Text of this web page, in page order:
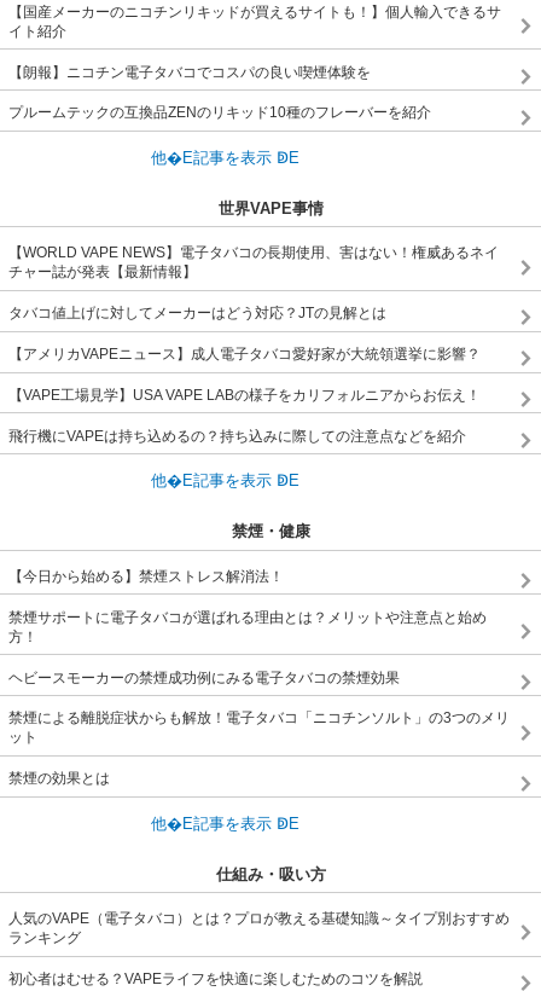
【国産メーカーのニコチンリキッドが買えるサイトも！】個人輸入できるサ
イト紹介
【朗報】ニコチン電子タバコでコスパの良い喫煙体験を
プルームテックの互換品ZENのリキッド10種のフレーバーを紹介
世界VAPE事情
【WORLD VAPE NEWS】電子タバコの長期使用、害はない！権威あるネイ
チャー誌が発表【最新情報】
タバコ値上げに対してメーカーはどう対応？JTの見解とは
【アメリカVAPEニュース】成人電子タバコ愛好家が大統領選挙に影響？
【VAPE工場見学】USA VAPE LABの様子をカリフォルニアからお伝え！
飛行機にVAPEは持ち込めるの？持ち込みに際しての注意点などを紹介
禁煙・健康
【今日から始める】禁煙ストレス解消法！
禁煙サポートに電子タバコが選ばれる理由とは？メリットや注意点と始め
方！
ヘビースモーカーの禁煙成功例にみる電子タバコの禁煙効果
禁煙による離脱症状からも解放！電子タバコ「ニコチンソルト」の3つのメリ
ット
禁煙の効果とは
仕組み・吸い方
人気のVAPE（電子タバコ）とは？プロが教える基礎知識～タイプ別おすすめ
ランキング
初心者はむせる？VAPEライフを快適に楽しむためのコツを解説